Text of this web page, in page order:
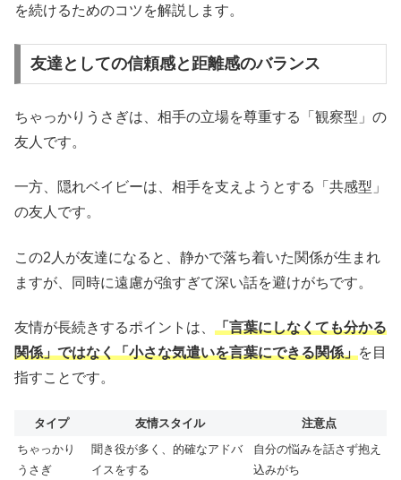
を続けるためのコツを解説します。
友達としての信頼感と距離感のバランス
ちゃっかりうさぎは、相手の立場を尊重する「観察型」の
友人です。
一方、隠れベイビーは、相手を支えようとする「共感型」
の友人です。
この2人が友達になると、静かで落ち着いた関係が生まれ
ますが、同時に遠慮が強すぎて深い話を避けがちです。
友情が長続きするポイントは、 「言葉にしなくても分かる
関係」ではなく「小さな気遣いを言葉にできる関係」を目
指すことです。
タイプ 友情スタイル
注意点
ちゃっかり
うさぎ
聞き役が多く、的確なアドバ
イスをする
自分の悩みを話さず抱え
込みがち